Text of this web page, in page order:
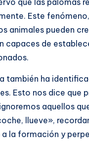
que las palomas
Este
animales pueden
capaces de
también ha
Esto nos dice que
aquellos
llueve»,
a la formación y